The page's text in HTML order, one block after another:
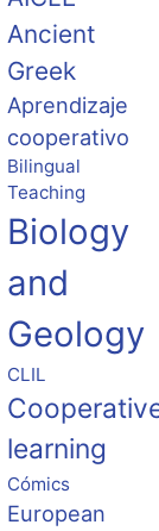
Ancient
Greek
Aprendizaje
cooperativo
Bilingual
Teaching
Biology
and
Geology
CLIL
learning
Cómics
European